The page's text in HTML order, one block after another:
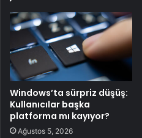
Windows’ta sürpriz düşüş:
Kullanıcılar başka
platforma mı kayıyor?
Ağustos 5, 2026